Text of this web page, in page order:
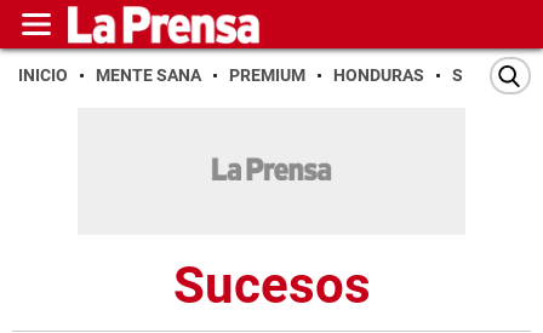
INICIO MENTE SANA PREMIUM HONDURAS SAN PEDRO
Sucesos